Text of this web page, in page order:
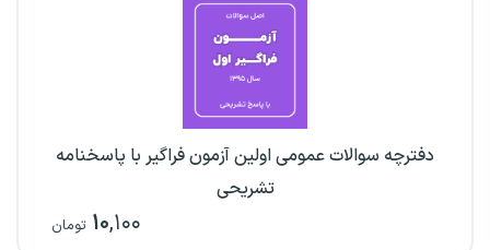
دفترچه سوالات عمومی اولین آزمون فراگیر با پاسخنامه
تشریحی
۱۰,۱۰۰ تومان